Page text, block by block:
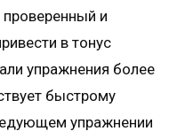
и
в тонус
упражнения более
быстрому
упражнении